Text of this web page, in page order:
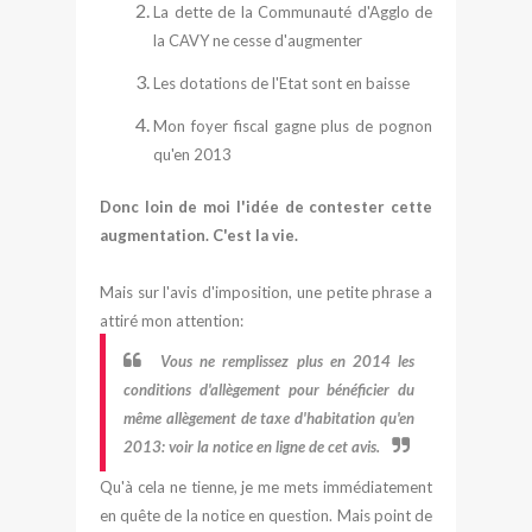
La dette de la Communauté d'Agglo de
la CAVY ne cesse d'augmenter
Les dotations de l'Etat sont en baisse
Mon foyer fiscal gagne plus de pognon
qu'en 2013
Donc loin de moi l'idée de contester cette
augmentation. C'est la vie.
Mais sur l'avis d'imposition, une petite phrase a
attiré mon attention:
Vous ne remplissez plus en 2014 les
conditions d'allègement pour bénéficier du
même allègement de taxe d'habitation qu'en
2013: voir la notice en ligne de cet avis.
Qu'à cela ne tienne, je me mets immédiatement
en quête de la notice en question. Mais point de